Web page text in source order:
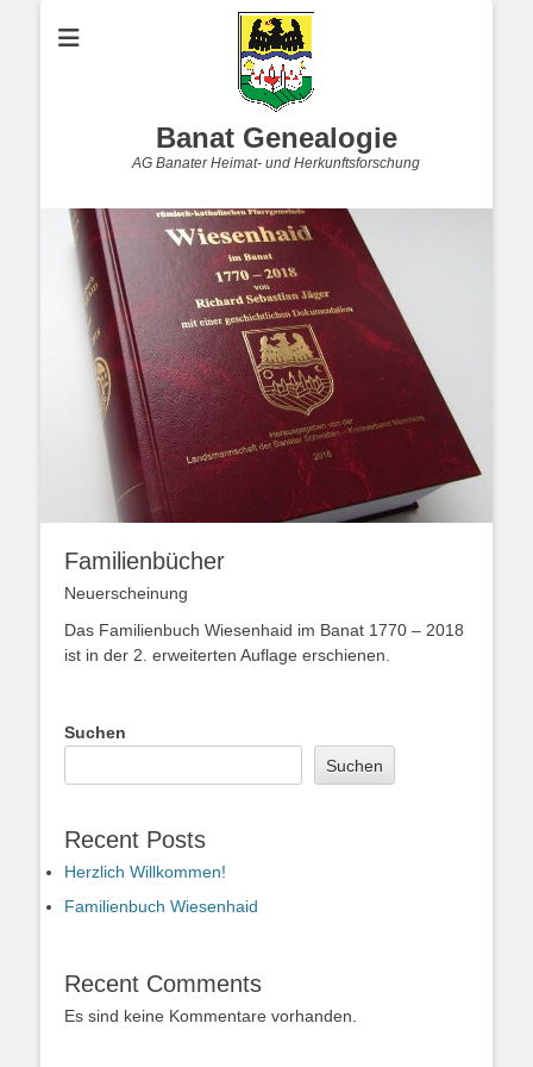
Banat Genealogie
AG Banater Heimat- und Herkunftsforschung
Familienbücher
Neuerscheinung
Das Familienbuch Wiesenhaid im Banat 1770 – 2018
ist in der 2. erweiterten Auflage erschienen.
Suchen
Suchen
Recent Posts
Herzlich Willkommen!
Familienbuch Wiesenhaid
Recent Comments
Es sind keine Kommentare vorhanden.